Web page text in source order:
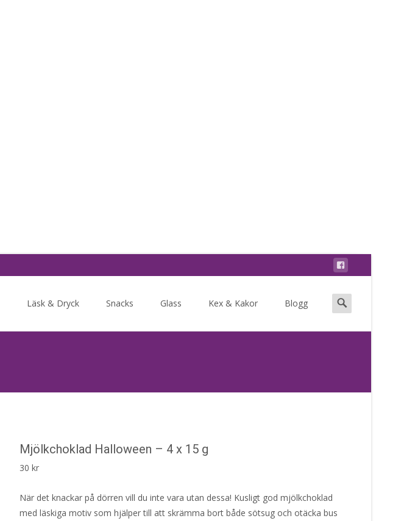
Läsk & Dryck Snacks Glass Kex & Kakor Blogg
Search
for:
Mjölkchoklad Halloween – 4 x 15 g
30 kr
När det knackar på dörren vill du inte vara utan dessa! Kusligt god mjölkchoklad
med läskiga motiv som hjälper till att skrämma bort både sötsug och otäcka bus